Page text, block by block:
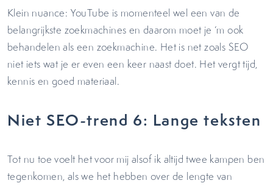
Klein nuance: YouTube is momenteel wel een van de
belangrijkste zoekmachines en daarom moet je ‘m ook
behandelen als een zoekmachine. Het is net zoals SEO
niet iets wat je er even een keer naast doet. Het vergt tijd,
kennis en goed materiaal.
Niet SEO-trend 6: Lange teksten
Tot nu toe voelt het voor mij alsof ik altijd twee kampen ben
tegenkomen, als we het hebben over de lengte van